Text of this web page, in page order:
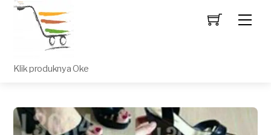
Klik produknya Oke